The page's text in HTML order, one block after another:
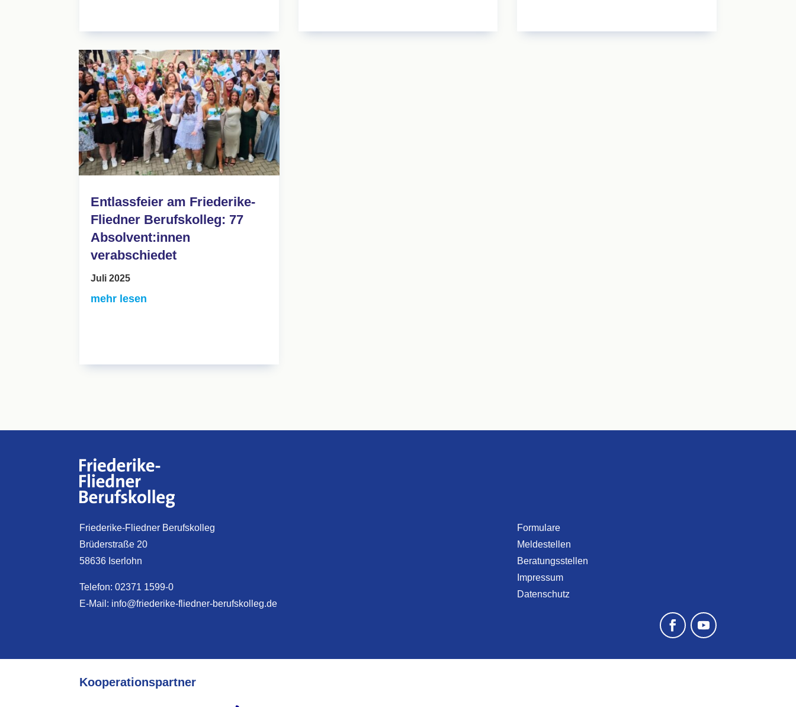
Entlassfeier am Friederike-
Fliedner Berufskolleg: 77
Absolvent:innen
verabschiedet
Juli 2025
mehr lesen
Friederike-Fliedner Berufskolleg
Brüderstraße 20
58636 Iserlohn
Telefon: 02371 1599-0
E-Mail: info@friederike-fliedner-berufskolleg.de
Formulare
Meldestellen
Beratungsstellen
Impressum
Datenschutz
Kooperationspartner